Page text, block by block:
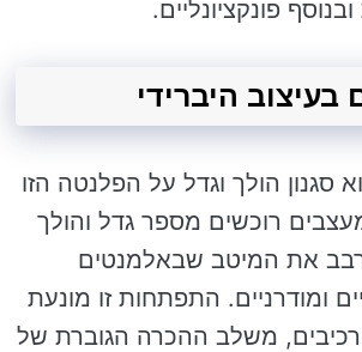
פונקציונליים.
סגנון הולך וגדל על הפלנטה הזו
רוכשים מספר גדל והולך
את המיטב שבאלמנטים
ומודרניים. התפתחות זו מונעת
משלב ההכרה הגוברת של